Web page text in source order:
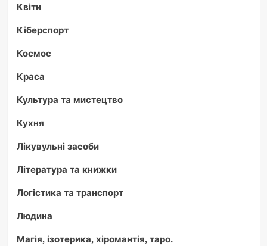
Квіти
Кіберспорт
Космос
Краса
Культура та мистецтво
Кухня
Лікувульні засоби
Література та книжки
Логістика та транспорт
Людина
Магія, ізотерика, хіромантія, таро.